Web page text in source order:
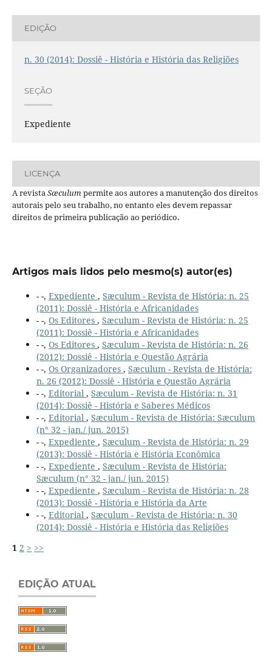
EDIÇÃO
n. 30 (2014): Dossiê - História e História das Religiões
SEÇÃO
Expediente
LICENÇA
A revistaSæculumpermite aos autores a manutenção dos direitos
autorais pelo seu trabalho, no entanto eles devem repassar
direitos de primeira publicação ao periódico.
Artigos mais lidos pelo mesmo(s) autor(es)
- -, Expediente , Sæculum - Revista de História: n. 25
(2011): Dossiê - História e Africanidades
- -, Os Editores , Sæculum - Revista de História: n. 25
(2011): Dossiê - História e Africanidades
- -, Os Editores , Sæculum - Revista de História: n. 26
(2012): Dossiê - História e Questão Agrária
- -, Os Organizadores , Sæculum - Revista de História:
n. 26 (2012): Dossiê - História e Questão Agrária
- -, Editorial , Sæculum - Revista de História: n. 31
(2014): Dossiê - História e Saberes Médicos
- -, Editorial , Sæculum - Revista de História: Sæculum
(n° 32 - jan./ jun. 2015)
- -, Expediente , Sæculum - Revista de História: n. 29
(2013): Dossiê - História e História Econômica
- -, Expediente , Sæculum - Revista de História:
Sæculum (n° 32 - jan./ jun. 2015)
- -, Expediente , Sæculum - Revista de História: n. 28
(2013): Dossiê - História e História da Arte
- -, Editorial , Sæculum - Revista de História: n. 30
(2014): Dossiê - História e História das Religiões
1 2 > >>
EDIÇÃO ATUAL